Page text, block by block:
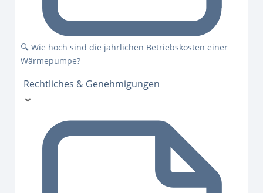
🔍 Wie hoch sind die jährlichen Betriebskosten einer
Wärmepumpe?
Rechtliches & Genehmigungen